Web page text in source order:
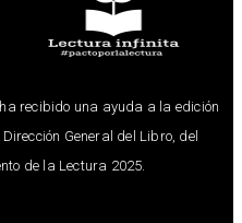
recibido una ayuda a la edición
General del Libro, del
de la Lectura 2025.